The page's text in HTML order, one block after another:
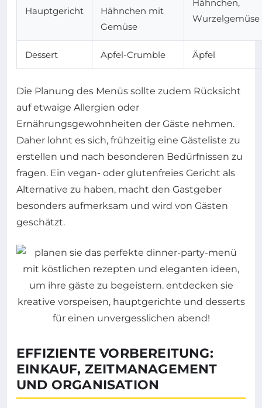
Hauptgericht
Hähnchen mit
Gemüse
Hähnchen,
Wurzelgemüse
Dessert Apfel-Crumble Äpfel
Die Planung des Menüs sollte zudem Rücksicht
auf etwaige Allergien oder
Ernährungsgewohnheiten der Gäste nehmen.
Daher lohnt es sich, frühzeitig eine Gästeliste zu
erstellen und nach besonderen Bedürfnissen zu
fragen. Ein vegan- oder glutenfreies Gericht als
Alternative zu haben, macht den Gastgeber
besonders aufmerksam und wird von Gästen
geschätzt.
EFFIZIENTE VORBEREITUNG:
EINKAUF, ZEITMANAGEMENT
UND ORGANISATION